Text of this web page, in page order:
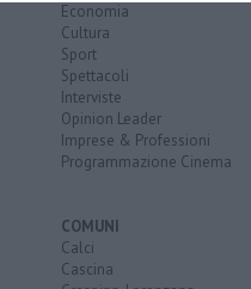
Economia
Cultura
Sport
Spettacoli
Interviste
Opinion Leader
Imprese & Professioni
Programmazione Cinema
COMUNI
Calci
Cascina